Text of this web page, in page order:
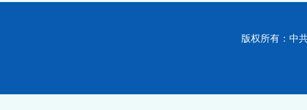
版权所有：中